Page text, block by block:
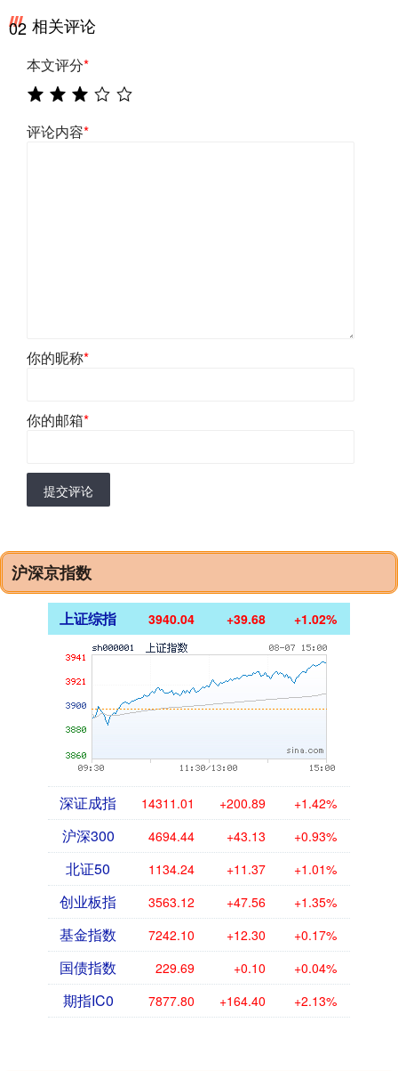
02 相关评论
本文评分*
评论内容*
你的昵称*
你的邮箱*
提交评论
沪深京指数
上证综指 3940.04 +39.68 +1.02%
深证成指 14311.01 +200.89 +1.42%
沪深300 4694.44 +43.13 +0.93%
北证50 1134.24 +11.37 +1.01%
创业板指 3563.12 +47.56 +1.35%
基金指数 7242.10 +12.30 +0.17%
国债指数 229.69 +0.10 +0.04%
期指IC0 7877.80 +164.40 +2.13%